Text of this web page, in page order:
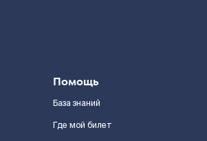
Помощь
База знаний
Где мой билет